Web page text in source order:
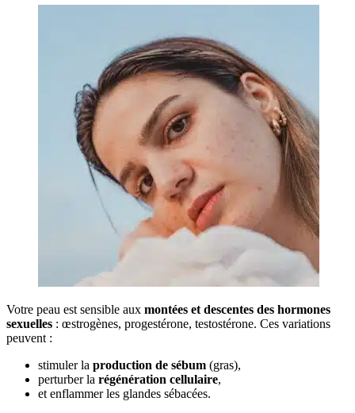
Votre peau est sensible aux montées et descentes des hormones
sexuelles : œstrogènes, progestérone, testostérone. Ces variations
peuvent :
stimuler la production de sébum (gras),
perturber la régénération cellulaire,
et enflammer les glandes sébacées.